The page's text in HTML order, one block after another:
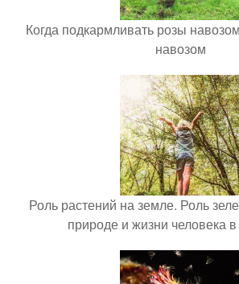
Когда подкармливать розы
навозом
Роль растений на земле. Роль
природе и жизни человека